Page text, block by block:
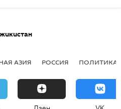
АЗИЯ РОССИЯ ПОЛИТИКА